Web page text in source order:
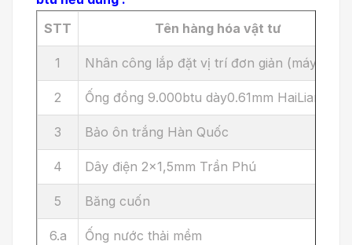
STT
Tên hàng hóa vật tư
1 Nhân công lắp đặt vị trí đơn giản (máy mới )
2 Ống đồng 9.000btu dày0.61mm HaiLiang
3 Bảo ôn trắng Hàn Quốc
4 Dây điện 2x1,5mm Trần Phú
5 Băng cuốn
6.a Ống nước thải mềm